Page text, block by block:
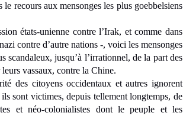
recours aux mensonges les plus goebbelsiens
états-unienne contre l’Irak, et comme dans
contre d’autre nations -, voici les mensonges
scandaleux, jusqu’à l’irrationnel, de la part des
vassaux, contre la Chine.
des citoyens occidentaux et autres ignorent
sont victimes, depuis tellement longtemps, de
et néo-colonialistes dont le peuple et les